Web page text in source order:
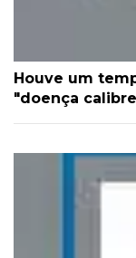
Houve um
"doença